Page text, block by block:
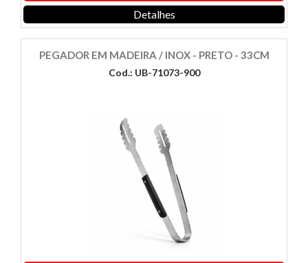
Detalhes
PEGADOR EM MADEIRA / INOX - PRETO - 33CM
Cod.: UB-71073-900